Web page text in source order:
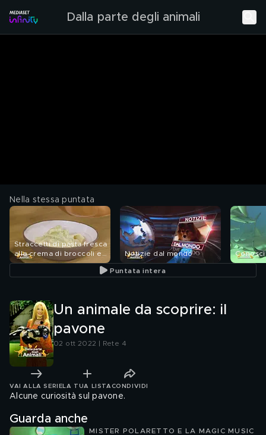
Dalla parte degli animali
Nella stessa puntata
Straccetti di pasta fresca
alla crema di broccoli e
ceci
Notizie dal mondo
Puntata intera
Un animale da scoprire: il
pavone
02 ott 2022 | Rete 4
VAI ALLA SERIE LA TUA LISTA CONDIVIDI
Alcune curiosità sul pavone.
Guarda anche
MISTER POLARETTO E LA MAGIC MUSIC